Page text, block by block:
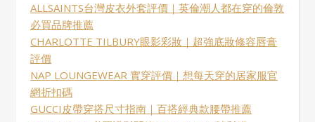
ALLSAINTS台灣皮衣外套評價｜英倫潮人都在穿的倫敦
必買品牌推薦
CHARLOTTE TILBURY眼影彩妝｜超強底妝修容唇膏
評價
NAP LOUNGEWEAR 實穿評價｜想每天穿的居家服官
網折扣碼
GUCCI皮帶穿搭尺寸指南｜百搭經典款腰帶推薦